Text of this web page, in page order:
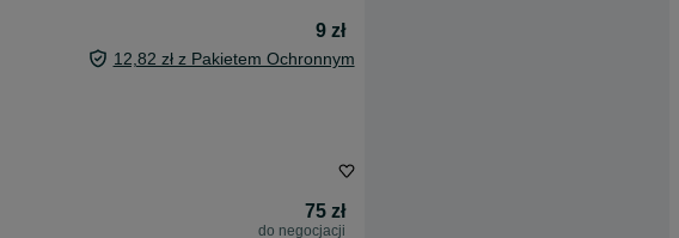
9 zł
12,82 zł z Pakietem Ochronnym
75 zł
do negocjacji